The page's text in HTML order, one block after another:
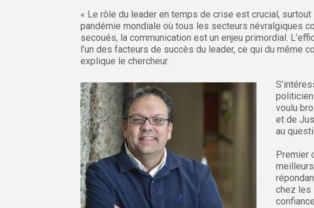
« Le rôle du leader en temps de crise est crucial, surtout
pandémie mondiale où tous les secteurs névralgiques
secoués, la communication est un enjeu primordial.
l’un des facteurs de succès du leader, ce qui du même
explique le chercheur.
voulu
et de
au
Premier
chez les